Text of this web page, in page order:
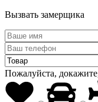
Вызвать замерщика
Пожалуйста,